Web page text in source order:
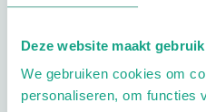
Deze website maakt
We gebruiken cookies om
personaliseren, om functies